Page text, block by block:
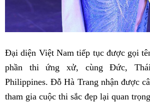
Đại diện Việt Nam tiếp tục được gọi
phần thi ứng xử, cùng Đức,
Philippines. Đỗ Hà Trang nhận được
tham gia cuộc thi sắc đẹp lại quan